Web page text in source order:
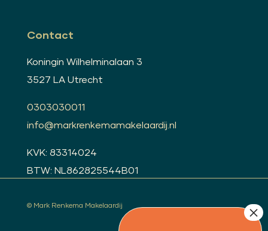
Contact
Koningin Wilhelminalaan 3
3527 LA Utrecht
0303030011
info@markrenkemamakelaardij.nl
KVK: 83314024
BTW: NL862825544B01
© Mark Renkema Makelaardij